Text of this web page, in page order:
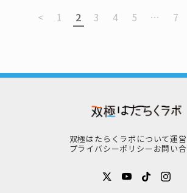
< 1 2 3 4 5 … 7
双極はたらくラボについて運
プライバシーポリシーお問い